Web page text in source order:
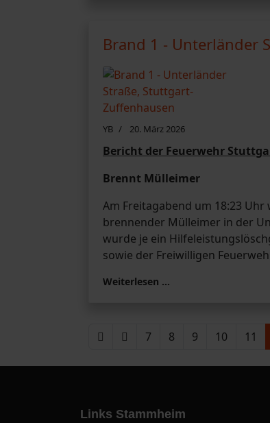
Brand 1 - Unterländer
YB 20. März 2026
Bericht der Feuerwehr
Brennt Mülleimer
Am Freitagabend um 18:23
brennender Mülleimer in der
wurde je ein
sowie der Freiwilligen
Weiterlesen …
7 8 9 10 11
Links Stammheim